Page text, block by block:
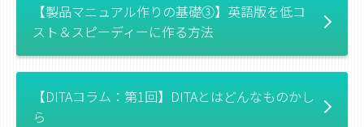
【製品マニュアル作りの基礎③】英語版を低コ
スト＆スピーディーに作る方法
【DITAコラム：第1回】DITAとはどんなものかし
ら